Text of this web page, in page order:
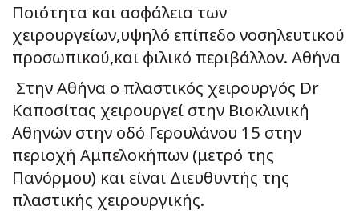
Ποιότητα και ασφάλεια των
χειρουργείων,υψηλό επίπεδο νοσηλευτικού
προσωπικού,και φιλικό περιβάλλον. Αθήνα
Στην Αθήνα ο πλαστικός χειρουργός Dr
Καποσίτας χειρουργεί στην Βιοκλινική
Αθηνών στην οδό Γερουλάνου 15 στην
περιοχή Αμπελοκήπων (μετρό της
Πανόρμου) και είναι Διευθυντής της
πλαστικής χειρουργικής.